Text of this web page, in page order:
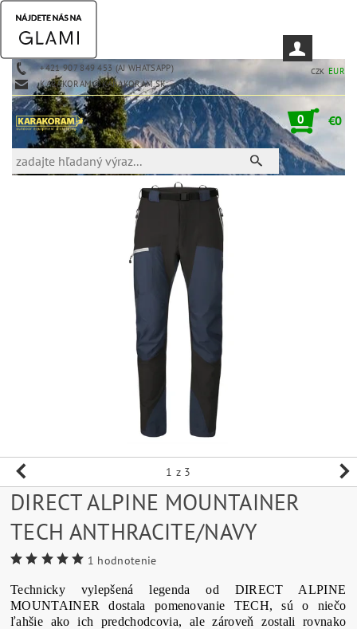
+421 907 849 453 (AJ WHATSAPP)
KARAKORAM@KARAKORAM.SK
CZK EUR
0 €0
1 z 3
DIRECT ALPINE MOUNTAINER
TECH ANTHRACITE/NAVY
1 hodnotenie
Technicky vylepšená legenda od DIRECT ALPINE
MOUNTAINER dostala pomenovanie TECH, sú o niečo
ľahšie ako ich predchodcovia, ale zároveň zostali rovnako